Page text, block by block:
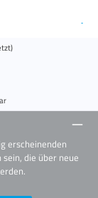
erscheinenden
die über neue